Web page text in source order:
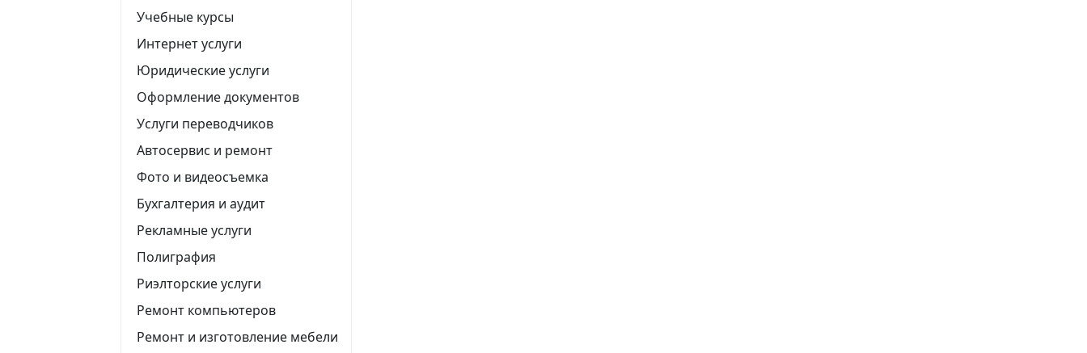
Учебные курсы
Интернет услуги
Юридические услуги
Оформление документов
Услуги переводчиков
Автосервис и ремонт
Фото и видеосъемка
Бухгалтерия и аудит
Рекламные услуги
Полиграфия
Риэлторские услуги
Ремонт компьютеров
Ремонт и изготовление мебели